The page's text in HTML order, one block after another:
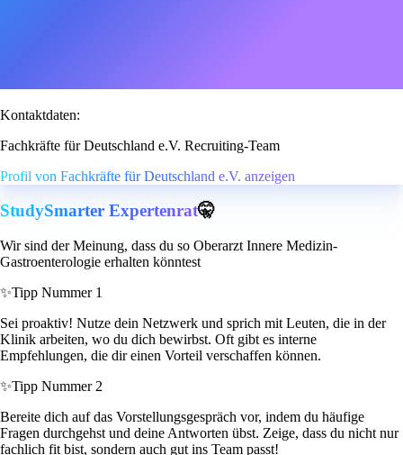
Kontaktdaten:
Fachkräfte für Deutschland e.V. Recruiting-Team
Profil von Fachkräfte für Deutschland e.V. anzeigen
StudySmarter Expertenrat🤫
Wir sind der Meinung, dass du so Oberarzt Innere Medizin-
Gastroenterologie erhalten könntest
✨Tipp Nummer 1
Sei proaktiv! Nutze dein Netzwerk und sprich mit Leuten, die in der
Klinik arbeiten, wo du dich bewirbst. Oft gibt es interne
Empfehlungen, die dir einen Vorteil verschaffen können.
✨Tipp Nummer 2
Bereite dich auf das Vorstellungsgespräch vor, indem du häufige
Fragen durchgehst und deine Antworten übst. Zeige, dass du nicht nur
fachlich fit bist, sondern auch gut ins Team passt!